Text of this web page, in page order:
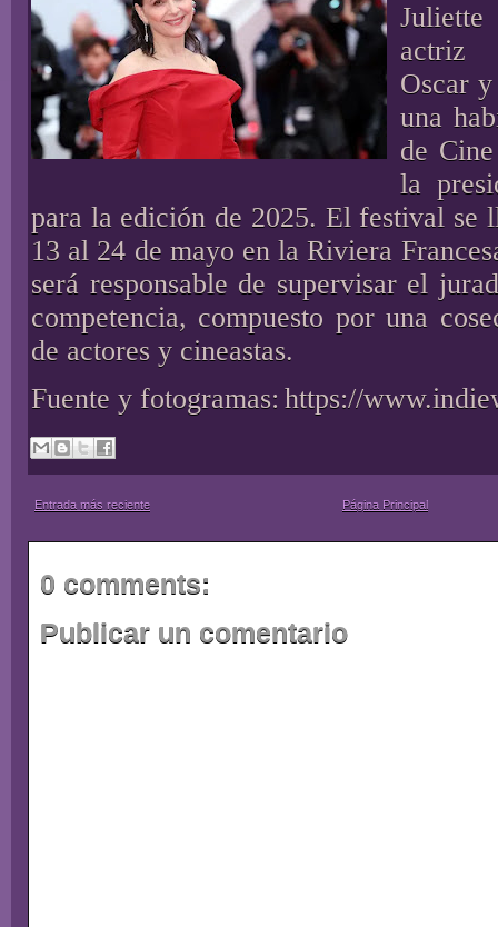
actriz
Oscar
una
de
la
para la edición de 2025. El festival se
13 al 24 de mayo en la Riviera
será responsable de supervisar el
competencia, compuesto por una
de actores y cineastas.
Fuente y fotogramas: https://
Entrada más reciente Página Principal
0 comments:
Publicar un comentario